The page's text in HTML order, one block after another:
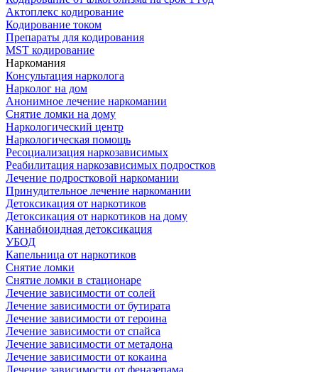
Актоплекс кодирование
Кодирование током
Препараты для кодирования
MST кодирование
Наркомания
Консультация нарколога
Нарколог на дом
Анонимное лечение наркомании
Снятие ломки на дому
Наркологический центр
Наркологическая помощь
Ресоциализация наркозависимых
Реабилитация наркозависимых подростков
Лечение подростковой наркомании
Принудительное лечение наркомании
Детоксикация от наркотиков
Детоксикация от наркотиков на дому
Каннабиоидная детоксикация
УБОД
Капельница от наркотиков
Снятие ломки
Снятие ломки в стационаре
Лечение зависимости от солей
Лечение зависимости от бутирата
Лечение зависимости от героина
Лечение зависимости от спайса
Лечение зависимости от метадона
Лечение зависимости от кокаина
Лечение зависимости от феназепама